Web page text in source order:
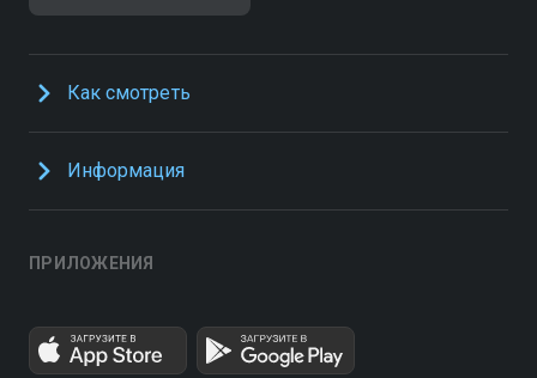
Как смотреть
Информация
ПРИЛОЖЕНИЯ